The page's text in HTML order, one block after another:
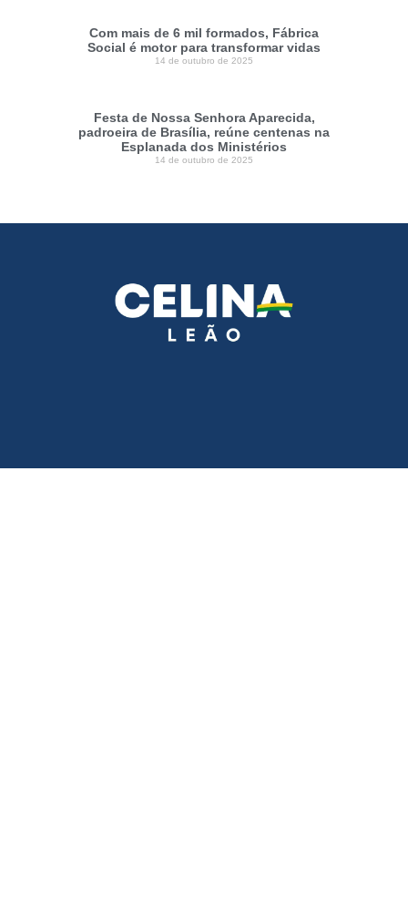
Com mais de 6 mil formados, Fábrica
Social é motor para transformar vidas
14 de outubro de 2025
Festa de Nossa Senhora Aparecida,
padroeira de Brasília, reúne centenas na
Esplanada dos Ministérios
14 de outubro de 2025